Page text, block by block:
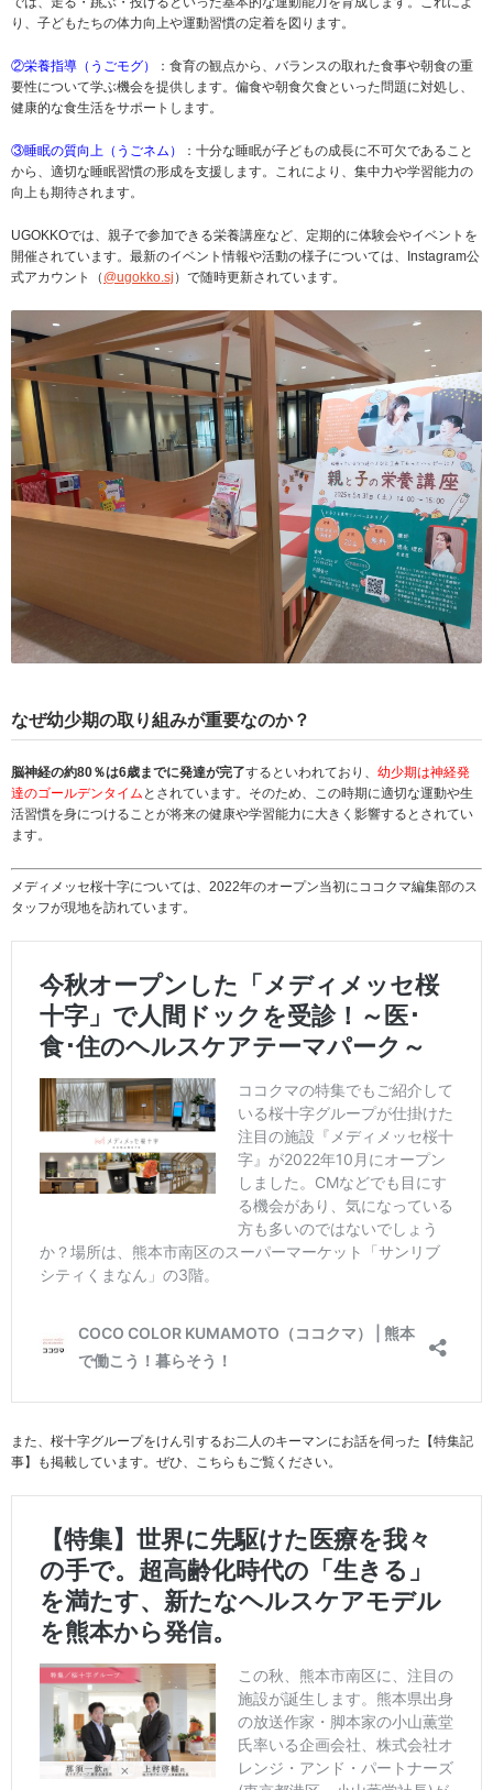
り、子どもたちの体力向上や運動習慣の定着を図ります。
②栄養指導（うごモグ）
：食育の観点から、バランスの取れた食事や朝食の重
要性について学ぶ機会を提供します。偏食や朝食欠食といった問題に対処し、
健康的な食生活をサポートします。
③睡眠の質向上（うごネム）
：十分な睡眠が子どもの成長に不可欠であること
から、適切な睡眠習慣の形成を支援します。これにより、集中力や学習能力の
向上も期待されます。
UGOKKOでは、親子で参加できる栄養講座など、定期的に体験会やイベントを
開催されています。最新のイベント情報や活動の様子については、Instagram公
式アカウント（ @ugokko.sj ）で随時更新されています。
なぜ幼少期の取り組みが重要なのか？
脳神経の約80％は6歳までに発達が完了するといわれており、 幼少期は神経発
達のゴールデンタイム とされています。そのため、この時期に適切な運動や生
活習慣を身につけることが将来の健康や学習能力に大きく影響するとされてい
ます。
メディメッセ桜十字については、2022年のオープン当初にココクマ編集部のス
タッフが現地を訪れています。
また、桜十字グループをけん引するお二人のキーマンにお話を伺った【特集記
事】も掲載しています。ぜひ、こちらもご覧ください。